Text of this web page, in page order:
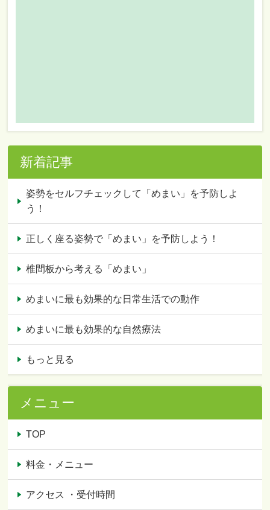
新着記事
姿勢をセルフチェックして「めまい」を予防しよ
う！
正しく座る姿勢で「めまい」を予防しよう！
椎間板から考える「めまい」
めまいに最も効果的な日常生活での動作
めまいに最も効果的な自然療法
もっと見る
メニュー
TOP
料金・メニュー
アクセス ・受付時間